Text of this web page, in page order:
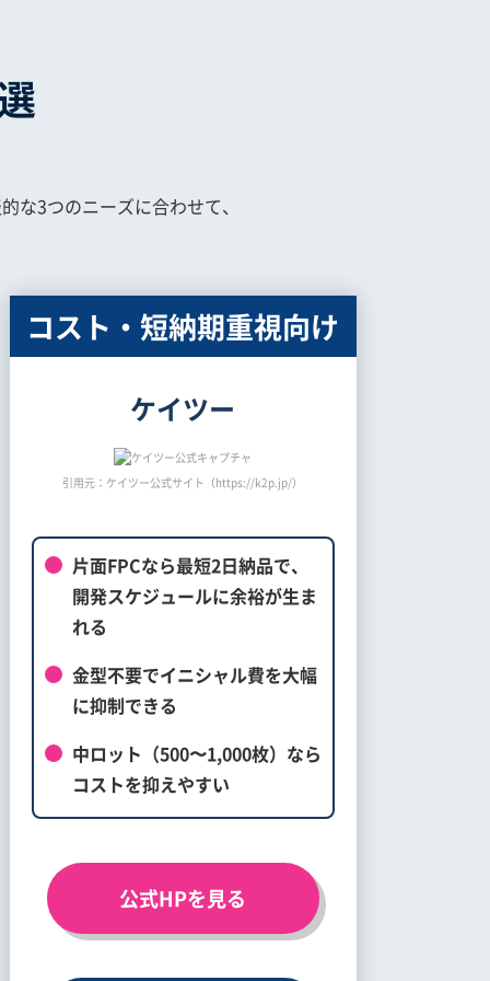
な3つのニーズに合わせて、
コスト・短納期重視向け
ケイツー
引用元：ケイツー公式サイト（https://k2p.jp/）
片面FPCなら最短2日納品で、
開発スケジュールに余裕が生ま
れる
金型不要でイニシャル費を大幅
に抑制できる
中ロット（500〜1,000枚）なら
コストを抑えやすい
公式HPを見る